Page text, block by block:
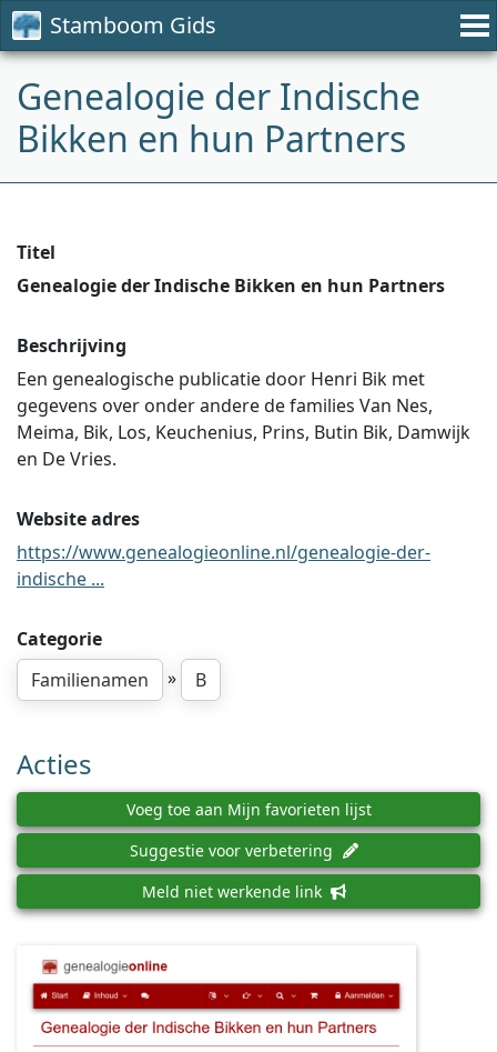
Stamboom Gids
Genealogie der Indische
Bikken en hun Partners
Titel
Genealogie der Indische Bikken en hun Partners
Beschrijving
Een genealogische publicatie door Henri Bik met
gegevens over onder andere de families Van Nes,
Meima, Bik, Los, Keuchenius, Prins, Butin Bik, Damwijk
en De Vries.
Website adres
https://www.genealogieonline.nl/genealogie-der-
indische ...
Categorie
Familienamen
» B
Acties
Voeg toe aan Mijn favorieten lijst
Suggestie voor verbetering
Meld niet werkende link